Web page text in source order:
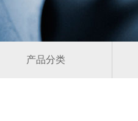
产品分类